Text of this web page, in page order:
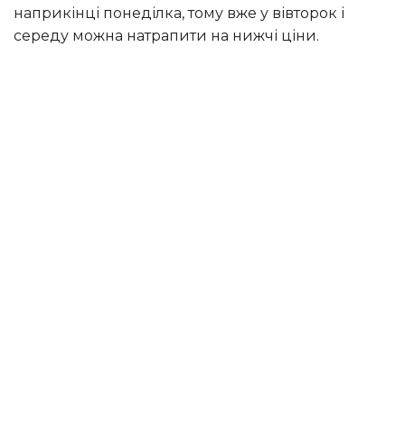
наприкінці понеділка, тому вже у вівторок і
середу можна натрапити на нижчі ціни.